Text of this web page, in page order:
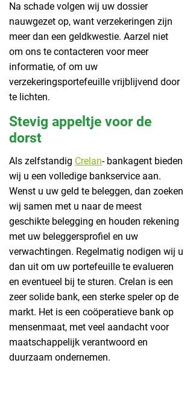
Na schade volgen wij uw dossier
nauwgezet op, want verzekeringen zijn
meer dan een geldkwestie. Aarzel niet
om ons te contacteren voor meer
informatie, of om uw
verzekeringsportefeuille vrijblijvend door
te lichten.
Stevig appeltje voor de
dorst
Als zelfstandig Crelan- bankagent bieden
wij u een volledige bankservice aan.
Wenst u uw geld te beleggen, dan zoeken
wij samen met u naar de meest
geschikte belegging en houden rekening
met uw beleggersprofiel en uw
verwachtingen. Regelmatig nodigen wij u
dan uit om uw portefeuille te evalueren
en eventueel bij te sturen. Crelan is een
zeer solide bank, een sterke speler op de
markt. Het is een coöperatieve bank op
mensenmaat, met veel aandacht voor
maatschappelijk verantwoord en
duurzaam ondernemen.